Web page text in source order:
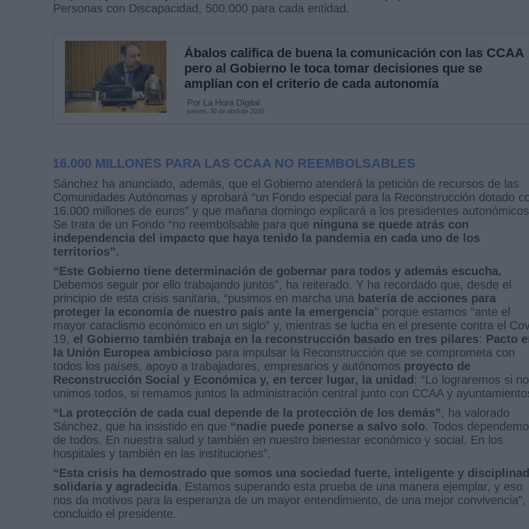
Personas con Discapacidad, 500.000 para cada entidad.
Ábalos califica de buena la comunicación con las CCAA
pero al Gobierno le toca tomar decisiones que se
amplían con el criterio de cada autonomía
Por La Hora Digital
jueves, 30 de abril de 2020
16.000 MILLONES PARA LAS CCAA NO REEMBOLSABLES
Sánchez ha anunciado, además, que el Gobierno atenderá la petición de recursos de las
Comunidades Autónomas y aprobará “un Fondo especial para la Reconstrucción dotado
16.000 millones de euros” y que mañana domingo explicará a los presidentes
Se trata de un Fondo “no reembolsable para que ninguna se quede atrás con
independencia del impacto que haya tenido la pandemia en cada uno de los
territorios”.
“Este Gobierno tiene determinación de gobernar para todos y además escucha.
Debemos seguir por ello trabajando juntos”, ha reiterado. Y ha recordado que, desde el
principio de esta crisis sanitaria, “pusimos en marcha una batería de acciones para
proteger la economía de nuestro país ante la emergencia” porque estamos “ante el
mayor cataclismo económico en un siglo” y, mientras se lucha en el presente contra el
19, el Gobierno también trabaja en la reconstrucción basado en tres pilares: Pacto
la Unión Europea ambicioso para impulsar la Reconstrucción que se comprometa con
todos los países, apoyo a trabajadores, empresarios y autónomos proyecto de
Reconstrucción Social y Económica y, en tercer lugar, la unidad: “Lo lograremos si
unimos todos, si remamos juntos la administración central junto con CCAA y
“La protección de cada cual depende de la protección de los demás”, ha valorado
Sánchez, que ha insistido en que “nadie puede ponerse a salvo solo. Todos
de todos. En nuestra salud y también en nuestro bienestar económico y social. En los
hospitales y también en las instituciones”.
“Esta crisis ha demostrado que somos una sociedad fuerte, inteligente y
solidaria y agradecida. Estamos superando esta prueba de una manera ejemplar, y eso
nos da motivos para la esperanza de un mayor entendimiento, de una mejor convivencia”,
concluido el presidente.